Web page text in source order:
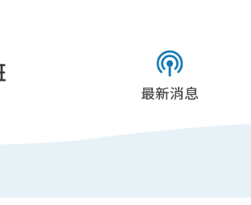
最新消息